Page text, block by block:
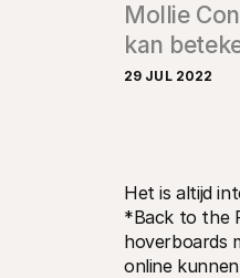
Mollie
kan
29 JUL 2022
Het is altijd
*Back to the
hoverboards
online